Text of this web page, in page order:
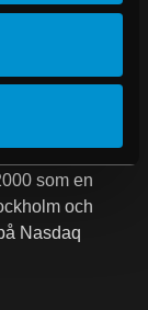
förbättrad
över hela
2 500 kliniker i
som en
och
Nasdaq